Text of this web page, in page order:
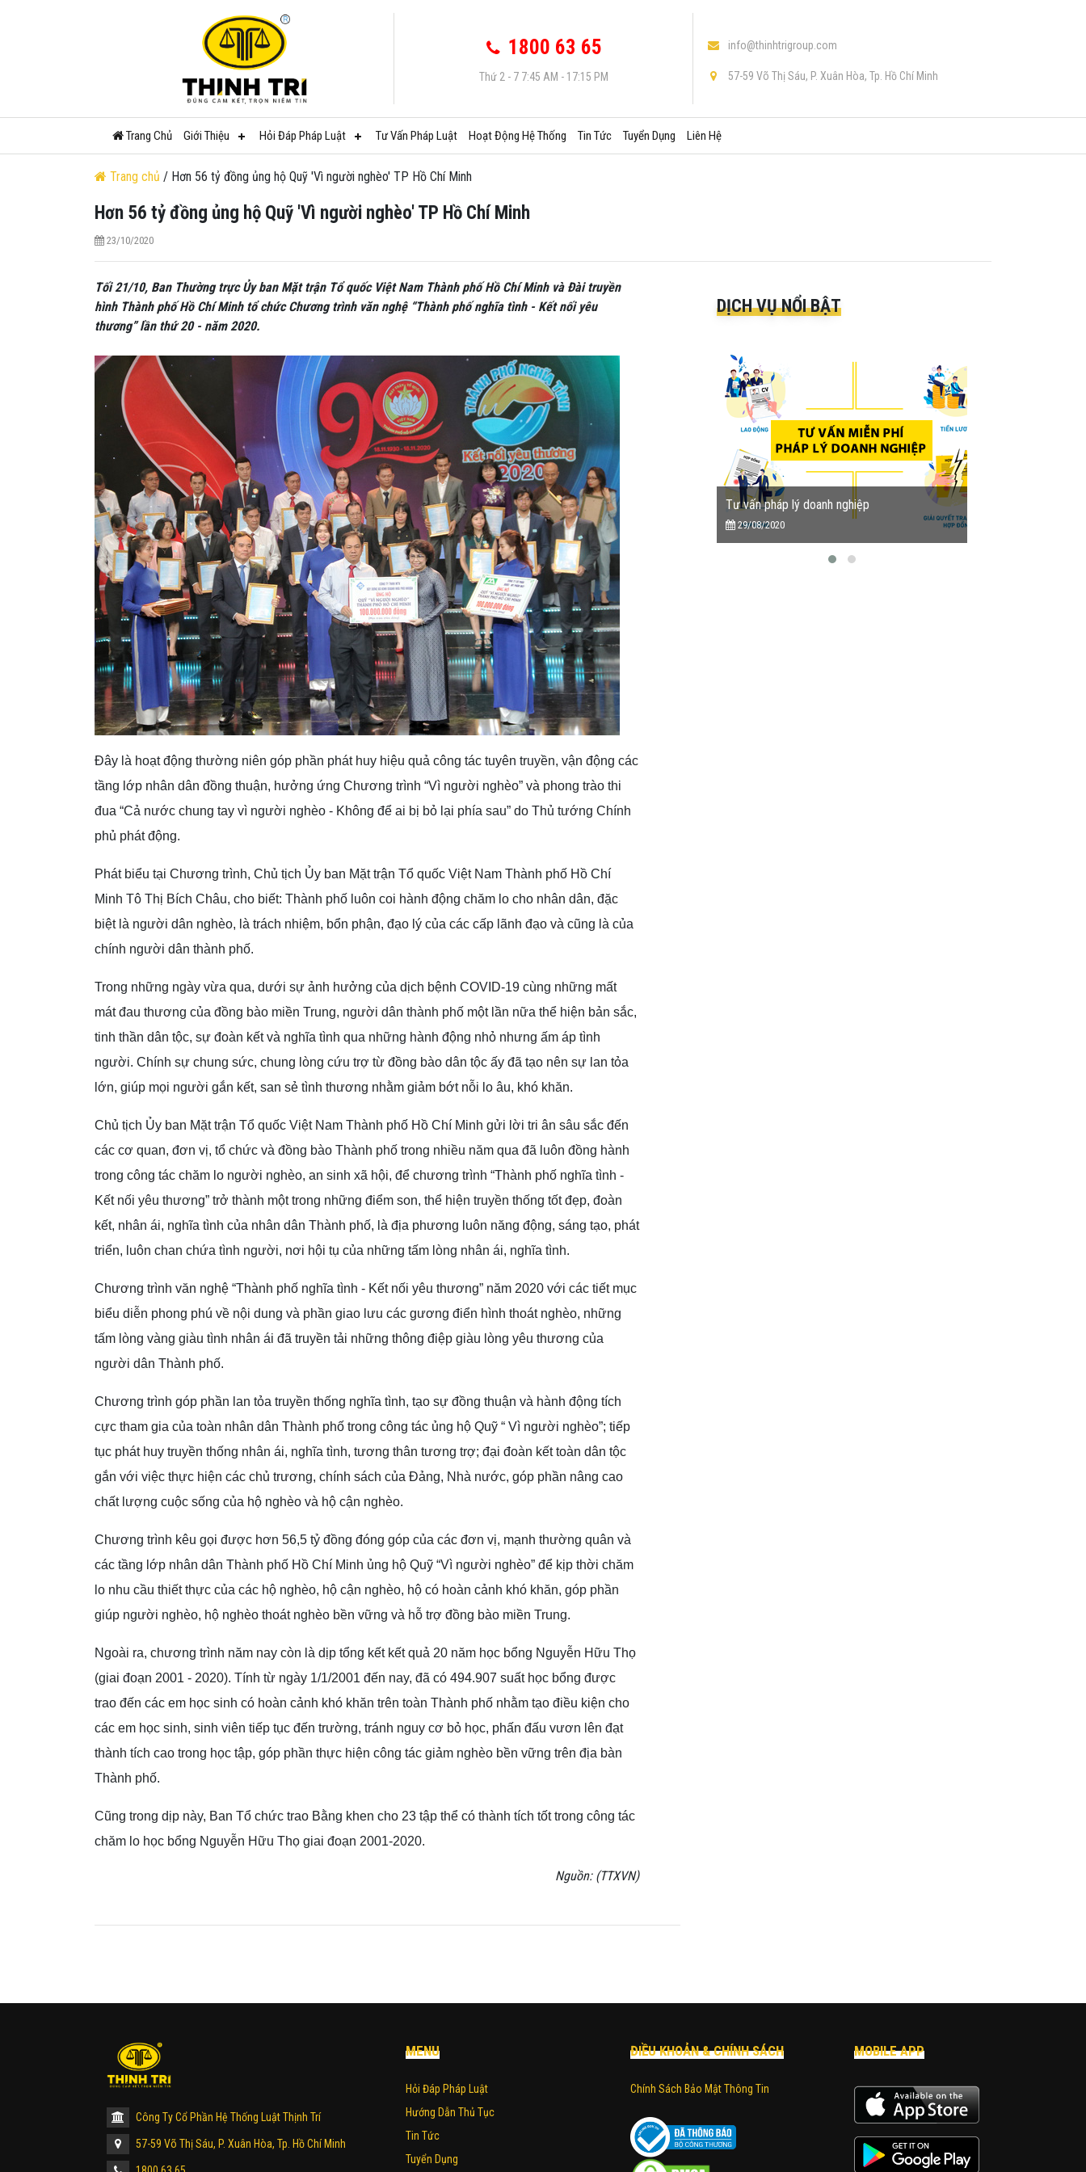
1800 63 65
Thứ 2 - 7 7:45 AM - 17:15 PM
info@thinhtrigroup.com
57-59 Võ Thị Sáu, P. Xuân Hòa, Tp. Hồ Chí Minh
Trang Chủ Giới Thiệu Hỏi Đáp Pháp Luật Tư Vấn Pháp Luật Hoạt Động Hệ Thống Tin Tức Tuyển Dụng Liên Hệ
Trang chủ / Hơn 56 tỷ đồng ủng hộ Quỹ 'Vì người nghèo' TP Hồ Chí Minh
Hơn 56 tỷ đồng ủng hộ Quỹ 'Vì người nghèo' TP Hồ Chí Minh
23/10/2020
Tối 21/10, Ban Thường trực Ủy ban Mặt trận Tổ quốc Việt Nam Thành phố Hồ Chí Minh và Đài truyền
hình Thành phố Hồ Chí Minh tổ chức Chương trình văn nghệ “Thành phố nghĩa tình - Kết nối yêu
thương” lần thứ 20 - năm 2020.
Đây là hoạt động thường niên góp phần phát huy hiệu quả công tác tuyên truyền, vận động các
tầng lớp nhân dân đồng thuận, hưởng ứng Chương trình “Vì người nghèo” và phong trào thi
đua “Cả nước chung tay vì người nghèo - Không để ai bị bỏ lại phía sau” do Thủ tướng Chính
phủ phát động.
Phát biểu tại Chương trình, Chủ tịch Ủy ban Mặt trận Tổ quốc Việt Nam Thành phố Hồ Chí
Minh Tô Thị Bích Châu, cho biết: Thành phố luôn coi hành động chăm lo cho nhân dân, đặc
biệt là người dân nghèo, là trách nhiệm, bổn phận, đạo lý của các cấp lãnh đạo và cũng là của
chính người dân thành phố.
Trong những ngày vừa qua, dưới sự ảnh hưởng của dịch bệnh COVID-19 cùng những mất
mát đau thương của đồng bào miền Trung, người dân thành phố một lần nữa thể hiện bản sắc,
tinh thần dân tộc, sự đoàn kết và nghĩa tình qua những hành động nhỏ nhưng ấm áp tình
người. Chính sự chung sức, chung lòng cứu trợ từ đồng bào dân tộc ấy đã tạo nên sự lan tỏa
lớn, giúp mọi người gắn kết, san sẻ tình thương nhằm giảm bớt nỗi lo âu, khó khăn.
Chủ tịch Ủy ban Mặt trận Tổ quốc Việt Nam Thành phố Hồ Chí Minh gửi lời tri ân sâu sắc đến
các cơ quan, đơn vị, tổ chức và đồng bào Thành phố trong nhiều năm qua đã luôn đồng hành
trong công tác chăm lo người nghèo, an sinh xã hội, để chương trình “Thành phố nghĩa tình -
Kết nối yêu thương” trở thành một trong những điểm son, thể hiện truyền thống tốt đẹp, đoàn
kết, nhân ái, nghĩa tình của nhân dân Thành phố, là địa phương luôn năng động, sáng tạo, phát
triển, luôn chan chứa tình người, nơi hội tụ của những tấm lòng nhân ái, nghĩa tình.
Chương trình văn nghệ “Thành phố nghĩa tình - Kết nối yêu thương” năm 2020 với các tiết mục
biểu diễn phong phú về nội dung và phần giao lưu các gương điển hình thoát nghèo, những
tấm lòng vàng giàu tình nhân ái đã truyền tải những thông điệp giàu lòng yêu thương của
người dân Thành phố.
Chương trình góp phần lan tỏa truyền thống nghĩa tình, tạo sự đồng thuận và hành động tích
cực tham gia của toàn nhân dân Thành phố trong công tác ủng hộ Quỹ “ Vì người nghèo”; tiếp
tục phát huy truyền thống nhân ái, nghĩa tình, tương thân tương trợ; đại đoàn kết toàn dân tộc
gắn với việc thực hiện các chủ trương, chính sách của Đảng, Nhà nước, góp phần nâng cao
chất lượng cuộc sống của hộ nghèo và hộ cận nghèo.
Chương trình kêu gọi được hơn 56,5 tỷ đồng đóng góp của các đơn vị, mạnh thường quân và
các tầng lớp nhân dân Thành phố Hồ Chí Minh ủng hộ Quỹ “Vì người nghèo” để kịp thời chăm
lo nhu cầu thiết thực của các hộ nghèo, hộ cận nghèo, hộ có hoàn cảnh khó khăn, góp phần
giúp người nghèo, hộ nghèo thoát nghèo bền vững và hỗ trợ đồng bào miền Trung.
Ngoài ra, chương trình năm nay còn là dịp tổng kết kết quả 20 năm học bổng Nguyễn Hữu Thọ
(giai đoạn 2001 - 2020). Tính từ ngày 1/1/2001 đến nay, đã có 494.907 suất học bổng được
trao đến các em học sinh có hoàn cảnh khó khăn trên toàn Thành phố nhằm tạo điều kiện cho
các em học sinh, sinh viên tiếp tục đến trường, tránh nguy cơ bỏ học, phấn đấu vươn lên đạt
thành tích cao trong học tập, góp phần thực hiện công tác giảm nghèo bền vững trên địa bàn
Thành phố.
Cũng trong dịp này, Ban Tổ chức trao Bằng khen cho 23 tập thể có thành tích tốt trong công tác
chăm lo học bổng Nguyễn Hữu Thọ giai đoạn 2001-2020.
Nguồn: (TTXVN)
DỊCH VỤ NỔI BẬT
Tư vấn pháp lý doanh nghiệp
29/08/2020
Tu vấn miễn phí Dịch vụ kế toán
13/05/2020
Tư vấn pháp lý doanh nghiệp
29/08/2020
Công Ty Cổ Phần Hệ Thống Luật Thịnh Trí
57-59 Võ Thị Sáu, P. Xuân Hòa, Tp. Hồ Chí Minh
MENU
Hỏi Đáp Pháp Luật
Hướng Dẫn Thủ Tục
Tin Tức
Tuyển Dụng
ĐIỀU KHOẢN & CHÍNH SÁCH
Chính Sách Bảo Mật Thông Tin
MOBILE APP